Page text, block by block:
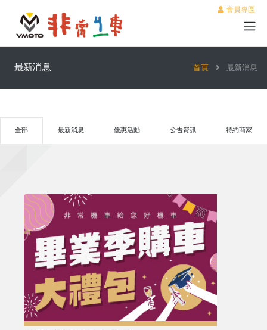
會員專區
最新消息 首頁 最新消息
全部 最新消息 優惠活動 公告資訊 特約商家